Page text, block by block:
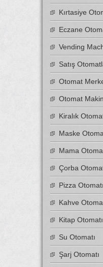
Kırtasiye
Eczane
Vending
Satış
Otomat
Otomat
Kiralık
Maske
Mama
Çorba
Pizza Otomatı
Kahve
Kitap Otomatı
Su Otomatı
Şarj Otomatı